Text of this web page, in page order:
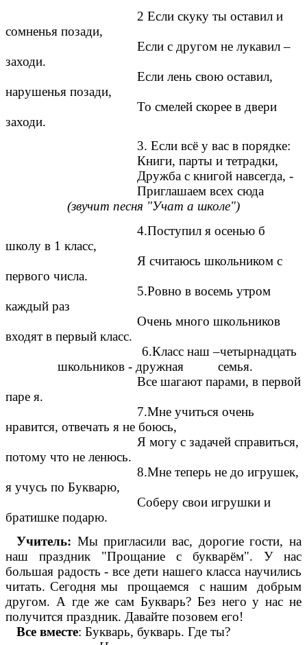
2 Если скуку ты оставил и
сомненья позади,
Если с другом не лукавил –
заходи.
Если лень свою оставил,
нарушенья позади,
То смелей скорее в двери
заходи.
3. Если всё у вас в порядке:
Книги, парты и тетрадки,
Дружба с книгой навсегда, -
Приглашаем всех сюда
(звучит песня "Учат а школе")
4.Поступил я осенью б
школу в 1 класс,
Я считаюсь школьником с
первого числа.
5.Ровно в восемь утром
каждый раз
Очень много школьников
входят в первый класс.
6.Класс наш –четырнадцать
школьников - дружная семья.
Все шагают парами, в первой
паре я.
7.Мне учиться очень
нравится, отвечать я не боюсь,
Я могу с задачей справиться,
потому что не ленюсь.
8.Мне теперь не до игрушек,
я учусь по Букварю,
Соберу свои игрушки и
братишке подарю.
Учитель: Мы пригласили вас, дорогие гости, на
наш праздник "Прощание с букварём". У нас
большая радость - все дети нашего класса научились
читать. Сегодня мы прощаемся с нашим добрым
другом. А где же сам Букварь? Без него у нас не
получится праздник. Давайте позовем его!
Все вместе: Букварь, букварь. Где ты?